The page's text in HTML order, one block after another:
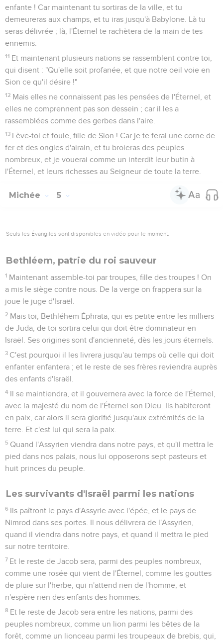
enfante ! Car maintenant tu sortiras de la ville, et tu
demeureras aux champs, et tu iras jusqu'à Babylone. Là tu
seras délivrée ; là, l'Éternel te rachètera de la main de tes
ennemis.
11 Et maintenant plusieurs nations se rassemblent contre toi,
qui disent : "Qu'elle soit profanée, et que notre oeil voie en
Sion ce qu'il désire !"
12 Mais elles ne connaissent pas les pensées de l'Éternel, et
elles ne comprennent pas son dessein ; car il les a
rassemblées comme des gerbes dans l'aire.
13 Lève-toi et foule, fille de Sion ! Car je te ferai une corne de
fer et des ongles d'airain, et tu broieras des peuples
nombreux, et je vouerai comme un interdit leur butin à
l'Éternel, et leurs richesses au Seigneur de toute la terre.
Michée 5
Seuls les Évangiles sont disponibles en vidéo pour le moment.
Bethléem, patrie du roi sauveur
1 Maintenant assemble-toi par troupes, fille des troupes ! On
a mis le siège contre nous. De la verge on frappera sur la
joue le juge d'Israël.
2 Mais toi, Bethléhem Éphrata, qui es petite entre les milliers
de Juda, de toi sortira celui qui doit être dominateur en
Israël. Ses origines sont d'ancienneté, dès les jours éternels.
3 C'est pourquoi il les livrera jusqu'au temps où celle qui doit
enfanter enfantera ; et le reste de ses frères reviendra auprès
des enfants d'Israël.
4 Il se maintiendra, et il gouvernera avec la force de l'Éternel,
avec la majesté du nom de l'Éternel son Dieu. Ils habiteront
en paix, car alors il sera glorifié jusqu'aux extrémités de la
terre. Et c'est lui qui sera la paix.
5 Quand l'Assyrien viendra dans notre pays, et qu'il mettra le
pied dans nos palais, nous lui opposerons sept pasteurs et
huit princes du peuple.
Les survivants d'Israël parmi les nations
6 Ils paîtront le pays d'Assyrie avec l'épée, et le pays de
Nimrod dans ses portes. Il nous délivrera de l'Assyrien,
quand il viendra dans notre pays, et quand il mettra le pied
sur notre territoire.
7 Et le reste de Jacob sera, parmi des peuples nombreux,
comme une rosée qui vient de l'Éternel, comme les gouttes
de pluie sur l'herbe, qui n'attend rien de l'homme, et
n'espère rien des enfants des hommes.
8 Et le reste de Jacob sera entre les nations, parmi des
peuples nombreux, comme un lion parmi les bêtes de la
forêt, comme un lionceau parmi les troupeaux de brebis, qui,